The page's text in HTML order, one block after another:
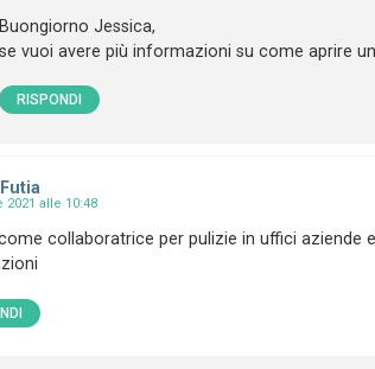
Buongiorno Jessica,
se vuoi avere più informazioni su come aprire
RISPONDI
2021 alle 10:48
collaboratrice per pulizie in uffici aziende